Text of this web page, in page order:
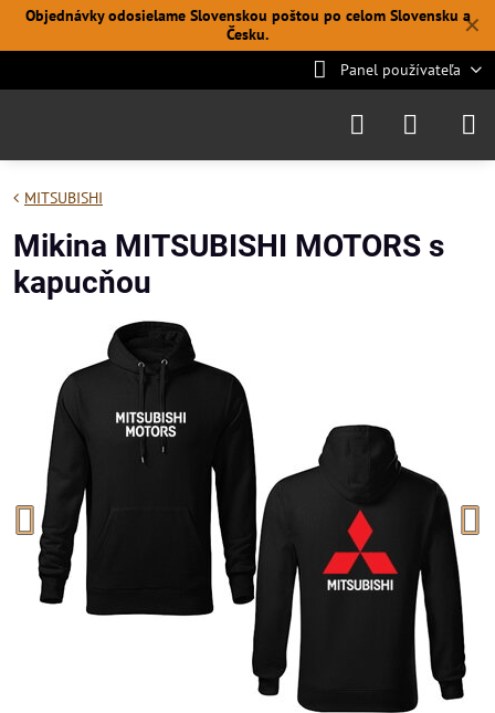
✕
Objednávky odosielame Slovenskou poštou po celom Slovensku a
Česku.
Panel používateľa
MITSUBISHI
Mikina MITSUBISHI MOTORS s
kapucňou